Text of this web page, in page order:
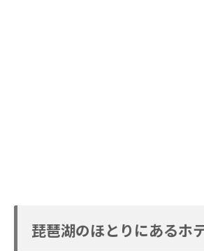
琵琶湖のほとりにあるホ